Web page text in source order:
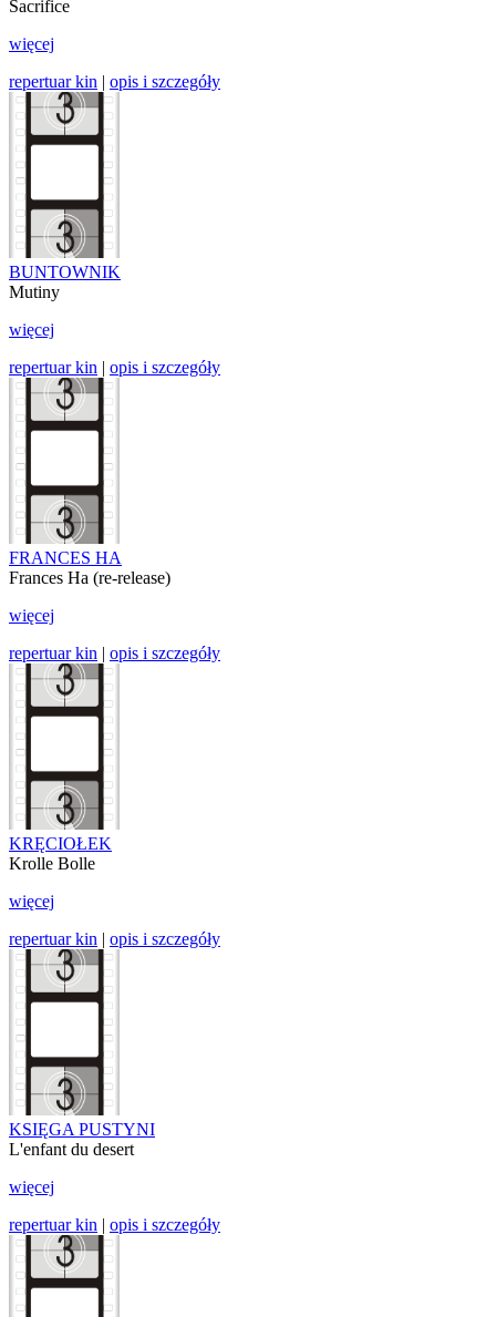
Sacrifice
więcej
repertuar kin | opis i szczegóły
BUNTOWNIK
Mutiny
więcej
repertuar kin | opis i szczegóły
FRANCES HA
Frances Ha (re-release)
więcej
repertuar kin | opis i szczegóły
KRĘCIOŁEK
Krolle Bolle
więcej
repertuar kin | opis i szczegóły
KSIĘGA PUSTYNI
L'enfant du desert
więcej
repertuar kin | opis i szczegóły